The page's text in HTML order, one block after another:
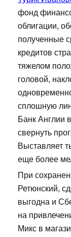
фонд
облигации,
полученные
кредитов
тяжелом
головой,
сплошную
Банк Англии
свернуть
Выставляет
еще более
При
Ретюнский,
выгодна и
на
Микс в